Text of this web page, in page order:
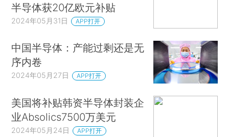
半导体获20亿欧元补贴
2024年05月31日 APP打开
中国半导体：产能过剩还是无
序内卷
2024年05月27日 APP打开
美国将补贴韩资半导体封装企
业Absolics7500万美元
2024年05月24日 APP打开